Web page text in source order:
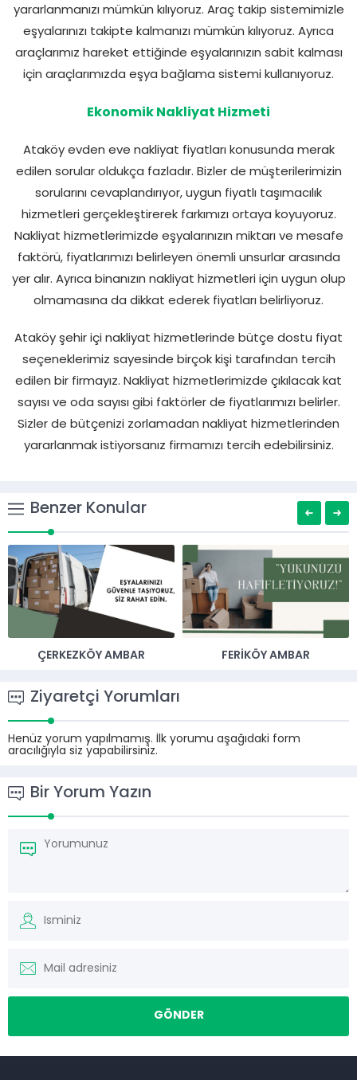
yararlanmanızı mümkün kılıyoruz. Araç takip sistemimizle
eşyalarınızı takipte kalmanızı mümkün kılıyoruz. Ayrıca
araçlarımız hareket ettiğinde eşyalarınızın sabit kalması
için araçlarımızda eşya bağlama sistemi kullanıyoruz.
Ekonomik Nakliyat Hizmeti
Ataköy evden eve nakliyat fiyatları konusunda merak
edilen sorular oldukça fazladır. Bizler de müşterilerimizin
sorularını cevaplandırıyor, uygun fiyatlı taşımacılık
hizmetleri gerçekleştirerek farkımızı ortaya koyuyoruz.
Nakliyat hizmetlerimizde eşyalarınızın miktarı ve mesafe
faktörü, fiyatlarımızı belirleyen önemli unsurlar arasında
yer alır. Ayrıca binanızın nakliyat hizmetleri için uygun olup
olmamasına da dikkat ederek fiyatları belirliyoruz.
Ataköy şehir içi nakliyat hizmetlerinde bütçe dostu fiyat
seçeneklerimiz sayesinde birçok kişi tarafından tercih
edilen bir firmayız. Nakliyat hizmetlerimizde çıkılacak kat
sayısı ve oda sayısı gibi faktörler de fiyatlarımızı belirler.
Sizler de bütçenizi zorlamadan nakliyat hizmetlerinden
yararlanmak istiyorsanız firmamızı tercih edebilirsiniz.
Benzer Konular
ÇERKEZKÖY AMBAR FERIKÖY AMBAR
Ziyaretçi Yorumları
Henüz yorum yapılmamış. İlk yorumu aşağıdaki form
aracılığıyla siz yapabilirsiniz.
Bir Yorum Yazın